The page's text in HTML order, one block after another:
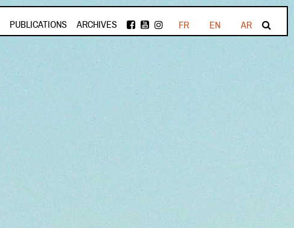
PUBLICATIONS ARCHIVES FR EN AR